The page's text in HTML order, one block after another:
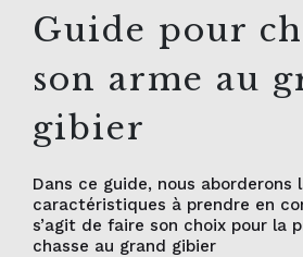
Guide pour
son arme au
gibier
Dans ce guide, nous aborderons
caractéristiques à prendre en
s’agit de faire son choix pour la
chasse au grand gibier